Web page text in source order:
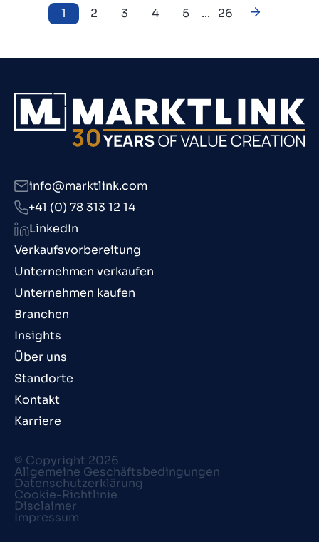
1 2 3 4 5 ... 26
Verkaufsvorbereitung
Unternehmen verkaufen
Unternehmen kaufen
Branchen
Insights
Über uns
Standorte
Kontakt
Karriere
info@marktlink.com
+41 (0) 78 313 12 14
LinkedIn
© Copyright 2026
Allgemeine Geschäftsbedingungen
Datenschutzerklärung
Cookie-Richtlinie
Disclaimer
Impressum